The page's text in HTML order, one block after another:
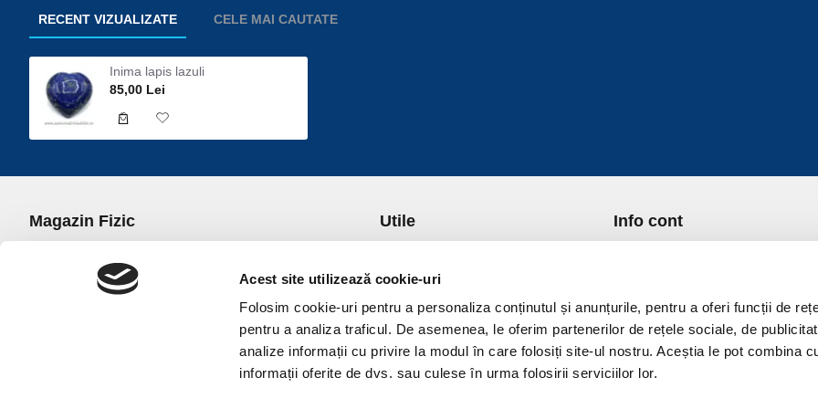
Acest site utilizează cookie-uri
Folosim cookie-uri pentru a personaliza conținutul și anunțurile, pentru a oferi funcții de
pentru a analiza traficul. De asemenea, le oferim partenerilor de rețele sociale, de
analize informații cu privire la modul în care folosiți site-ul nostru. Aceștia le pot combina
informații oferite de dvs. sau culese în urma folosirii serviciilor lor.
RECENT VIZUALIZATE CELE MAI CAUTATE
Inima lapis lazuli
85,00 Lei
Magazin Fizic
office@universulcristalelor.ro
0799 879 911, 0723 145 611 (Comenzi Telefonice)
Utile
Transport si Plata
Politica de Returnare
Politica de confidentialitate
Politica Cookies
Termeni si conditii
Info cont
Lista Favorite
GDPR - Protectia datelor
Contact